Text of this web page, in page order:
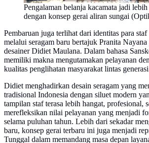
Pengalaman belanja kacamata jadi
dengan konsep gerai aliran sungai
Pembaruan juga terlihat dari identitas para
melalui seragam baru bertajuk Pranita
desainer Didiet Maulana. Dalam bahasa
memiliki makna mengutamakan pelayanan
kualitas penglihatan masyarakat lintas
Didiet menghadirkan desain seragam yang
tradisional Indonesia dengan siluet modern
tampilan staf terasa lebih hangat, profesional,
merefleksikan nilai pelayanan yang menjadi
selama puluhan tahun. Lebih dari sekadar
baru, konsep gerai terbaru ini juga menjadi
Tunggal dalam memandang masa depan